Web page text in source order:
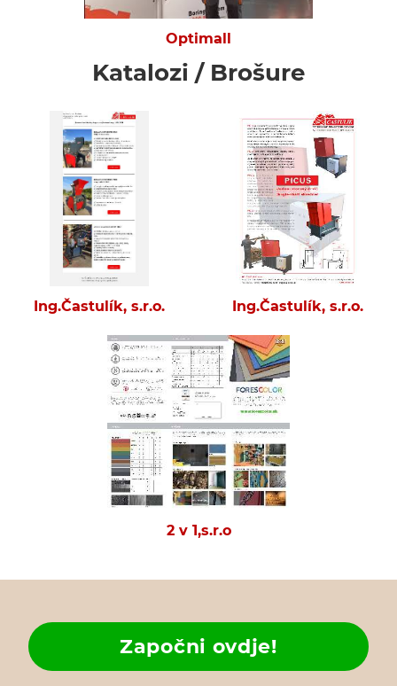
Optimall
Katalozi / Brošure
Ing.Častulík, s.r.o. Ing.Častulík, s.r.o.
2 v 1,s.r.o
Započni ovdje!